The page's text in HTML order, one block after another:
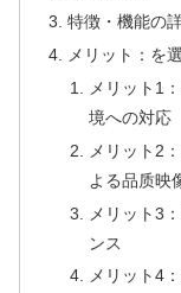
特徴・機能の
メリット：を
メリット1
境への対応
メリット2
よる品质映
メリット3
ンス
メリット4